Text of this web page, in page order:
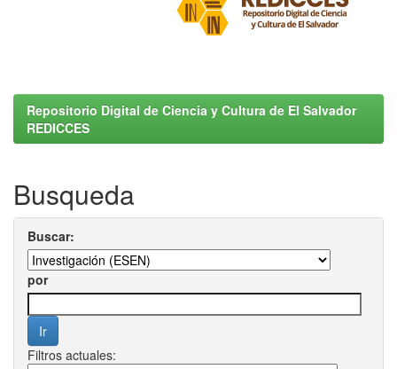
Repositorio Digital de Ciencia y Cultura de El Salvador
REDICCES
Busqueda
Buscar:
por
Filtros actuales: